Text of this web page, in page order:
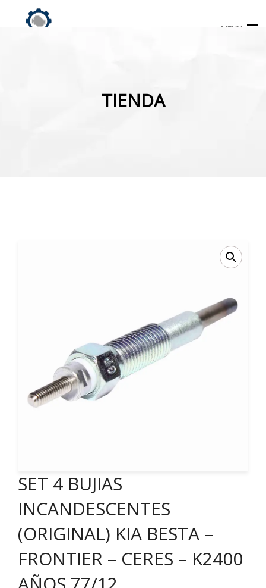
MENU
TIENDA
SET 4 BUJIAS
INCANDESCENTES
(ORIGINAL) KIA BESTA –
FRONTIER – CERES – K2400